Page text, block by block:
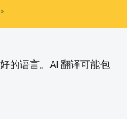
。
的语言。AI 翻译可能包